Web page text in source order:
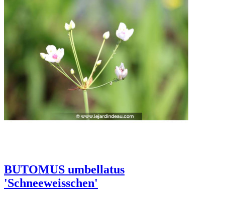
BUTOMUS umbellatus
'Schneeweisschen'